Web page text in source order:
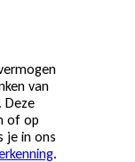
van
Deze
of op
je in ons
.